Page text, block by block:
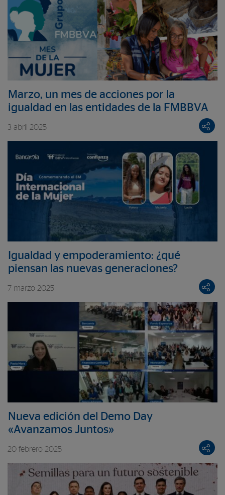
Marzo, un mes de acciones por la
igualdad en las entidades de la FMBBVA
3 abril 2025
Igualdad y empoderamiento: ¿qué
piensan las nuevas generaciones?
7 marzo 2025
Nueva edición del Demo Day
«Avanzamos Juntos»
20 febrero 2025